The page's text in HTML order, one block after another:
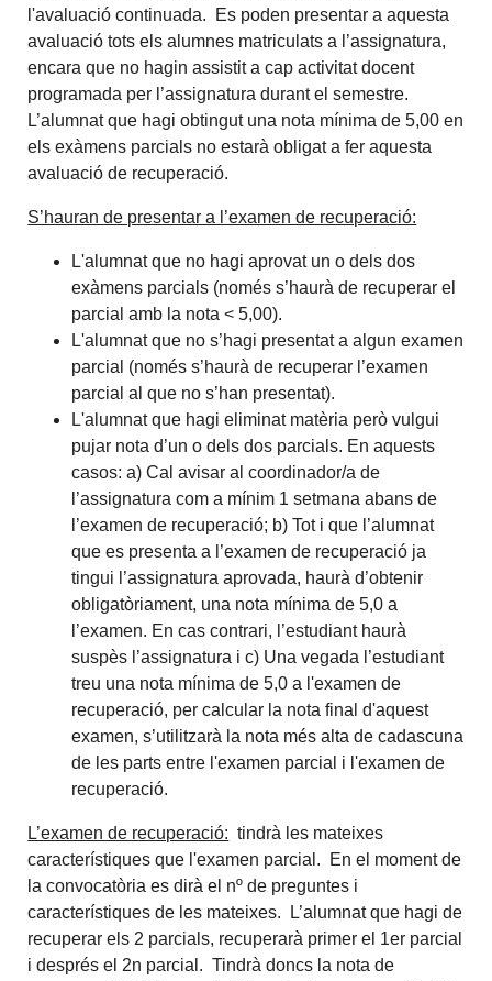
l'avaluació continuada. Es poden presentar a aquesta
avaluació tots els alumnes matriculats a l’assignatura,
encara que no hagin assistit a cap activitat docent
programada per l’assignatura durant el semestre.
L’alumnat que hagi obtingut una nota mínima de 5,00 en
els exàmens parcials no estarà obligat a fer aquesta
avaluació de recuperació.
S’hauran de presentar a l’examen de recuperació:
L'alumnat que no hagi aprovat un o dels dos
exàmens parcials (només s’haurà de recuperar el
parcial amb la nota < 5,00).
L'alumnat que no s’hagi presentat a algun examen
parcial (només s’haurà de recuperar l’examen
parcial al que no s’han presentat).
L'alumnat que hagi eliminat matèria però vulgui
pujar nota d’un o dels dos parcials. En aquests
casos: a) Cal avisar al coordinador/a de
l’assignatura com a mínim 1 setmana abans de
l’examen de recuperació; b) Tot i que l’alumnat
que es presenta a l’examen de recuperació ja
tingui l’assignatura aprovada, haurà d’obtenir
obligatòriament, una nota mínima de 5,0 a
l’examen. En cas contrari, l’estudiant haurà
suspès l’assignatura i c) Una vegada l’estudiant
treu una nota mínima de 5,0 a l'examen de
recuperació, per calcular la nota final d'aquest
examen, s’utilitzarà la nota més alta de cadascuna
de les parts entre l'examen parcial i l'examen de
recuperació.
L’examen de recuperació: tindrà les mateixes
característiques que l'examen parcial. En el moment de
la convocatòria es dirà el nº de preguntes i
característiques de les mateixes. L’alumnat que hagi de
recuperar els 2 parcials, recuperarà primer el 1er parcial
i després el 2n parcial. Tindrà doncs la nota de